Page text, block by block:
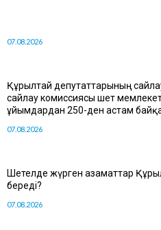
07.08.2026
Құрылтай депутаттарының
сайлау комиссиясы шет
ұйымдардан 250-ден астам
07.08.2026
Шетелде жүрген азаматтар
береді?
07.08.2026